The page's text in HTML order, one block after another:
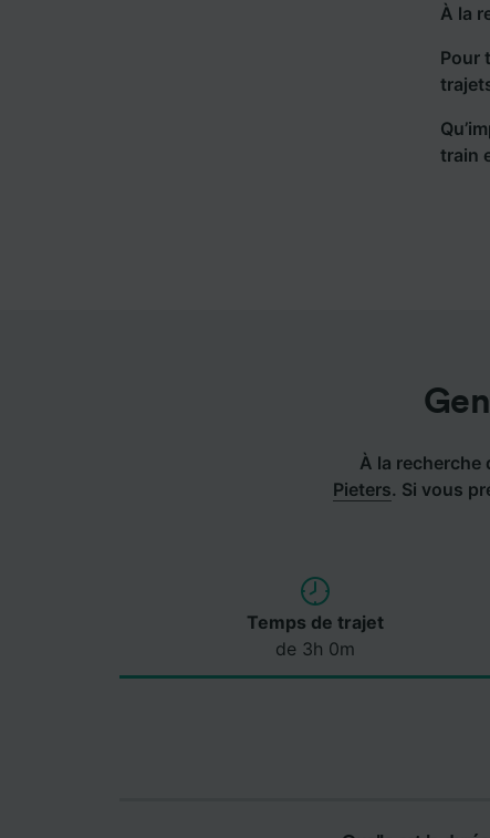
À la
Pour
train
À la recherche
Pieters. Si vous
Temps de trajet
de 3h 0m